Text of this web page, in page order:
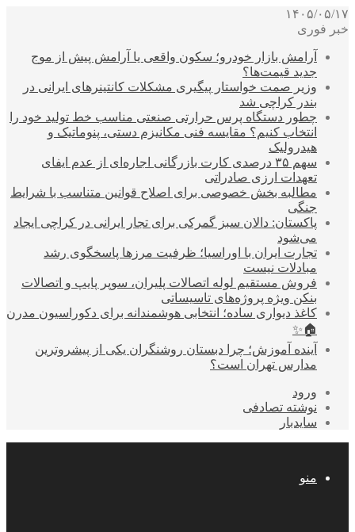
۱۴۰۵/۰۵/۱۷
خبر فوری
آرامش بازار خودرو؛ سکون واقعی یا آرامش پیش از موج
جدید قیمت‌ها؟
وزیر صمت خواستار پیگیری مشکلات کانتینرهای ایرانی در
بندر کراچی شد
چطور دستگاه پرس حرارتی صنعتی مناسب خط تولید خود را
انتخاب کنیم؟ مقایسه فنی مکانیزم دستی، پنوماتیک و
هیدرولیک
سهم ۳۵ درصدی کارت بازرگانی اجاره‌ای از عدم ایفای
تعهدات ارزی صادراتی
مطالبه بخش خصوصی برای اصلاح قوانین متناسب با شرایط
جنگی
پاکستان: دالان سبز گمرکی برای تجار ایرانی در کراچی ایجاد
می‌شود
تجارت ایران با اوراسیا؛ ظرفیت مرزها پاسخگوی رشد
مبادلات نیست
فروش مستقیم لوله اتصالات پلیران، سوپر پایپ و اتصالات
بنکن ویژه پروژه‌های تاسیساتی
کاغذ دیواری ساده؛ انتخابی هوشمندانه برای دکوراسیون مدرن
🏠✨
آینده آموزش؛ چرا دبستان روشنگران یکی از پیشروترین
مدارس تهران است؟
ورود
نوشته تصادفی
سایدبار
منو